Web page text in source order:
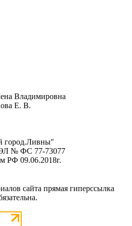
Владимировна
Е. В.
город.Ливны"
№ ФС 77-73077
РФ 09.06.2018г.
сайта прямая гиперссылка